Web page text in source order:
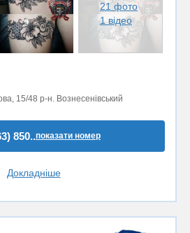
21 фото
1 відео
15/48 р-н. Вознесенівський
850..показати номер
Докладніше